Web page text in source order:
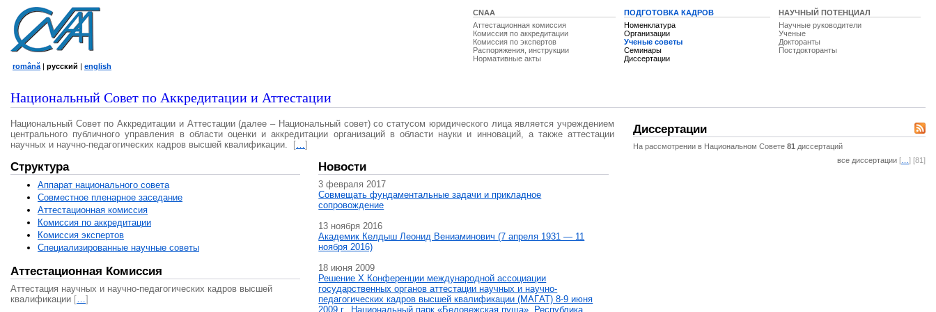
CNAA
Аттестационная комиссия
Комиссия по аккредитации
Комиссия по экспертов
Распоряжения, инструкции
Нормативные акты
ПОДГОТОВКА КАДРОВ
Номенклатура
Организации
Ученые советы
Семинары
Диссертации
НАУЧНЫЙ ПОТЕНЦИАЛ
Научные руководители
Ученые
Докторанты
Постдокторанты
română | русский | english
Национальный Совет по Аккредитации и Аттестации
Национальный Совет по Аккредитации и Аттестации (далее – Национальный совет) со статусом юридического лица является учреждением
центрального публичного управления в области оценки и аккредитации организаций в области науки и инноваций, а также аттестации
научных и научно-педагогических кадров высшей квалификации.
[…]
Структура
Аппарат национального совета
Совместное пленарное заседание
Аттестационная комисcия
Комиссия по аккредитации
Комиссия экспертов
Специализированные научные советы
Аттестационная Комиссия
Аттестация научных и научно-педагогических кадров высшей
квалификации […]
Новости
3 февраля 2017
Совмещать фундаментальные задачи и прикладное
сопровождение
13 ноября 2016
Академик Келдыш Леонид Вениаминович (7 апреля 1931 — 11
ноября 2016)
18 июня 2009
Решение X Конференции международной ассоциации
государственных органов аттестации научных и научно-
педагогических кадров высшей квалификации (МАГAT) 8-9 июня
2009 г., Национальный парк «Беловежская пуща», Республика
Диссертации
На рассмотрении в Национальном Совете 81 диссертаций
все диссертации [ ] [81]